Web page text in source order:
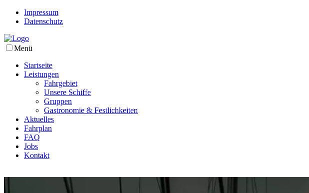
Impressum
Datenschutz
Menü
Startseite
Leistungen
Fahrgebiet
Unsere Schiffe
Gruppen
Gastronomie & Festlichkeiten
Aktuelles
Fahrplan
FAQ
Jobs
Kontakt